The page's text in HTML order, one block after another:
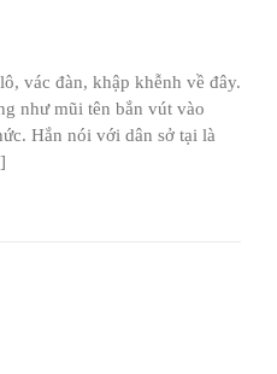
vác đàn, khập khễnh về đây.
như mũi tên bắn vút vào
Hắn nói với dân sở tại là